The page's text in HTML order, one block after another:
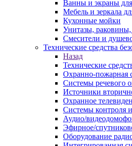
Ванны и экраны
Мебель и зеркала
Кухонные мойки
Унитазы,
Смесители и
Технические средства
Назад
Технические
Охранно-пожарная
Системы речевого
Источники
Охранное
Системы контроля
Аудио/
Эфирное/
Оборудование